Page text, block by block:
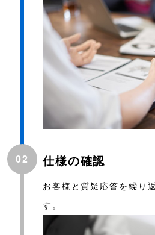
02 仕様の確認
お客様と質疑応答を繰り
す。